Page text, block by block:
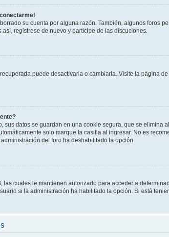
su cuenta por alguna razón. También, algunos foros
registrese de nuevo y participe de las discuciones.
puede desactivarla o cambiarla. Visite la página
sus datos se guardan en una cookie segura, que se elimina
solo marque la casilla al ingresar. No es
del foro ha deshabilitado la opción.
las cuales le mantienen autorizado para acceder a
si la administración ha habilitado la opción. Si está